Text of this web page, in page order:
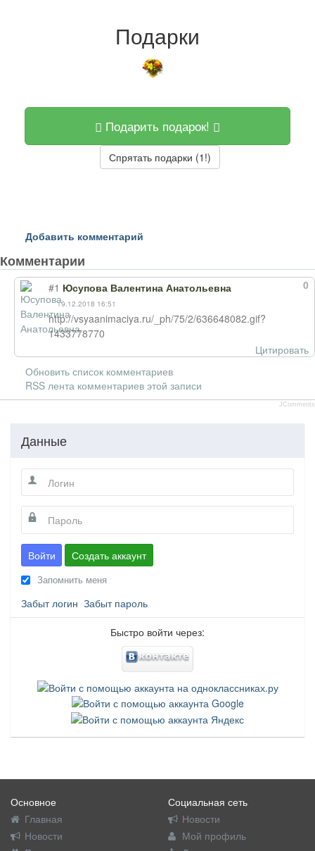
Подарки
Подарить подарок!
Спрятать подарки (1!)
Добавить комментарий
Комментарии
0
#1 Юсупова Валентина Анатольевна
19.12.2018 16:51
http://vsyaanimaciya.ru/_ph/75/2/636648082.gif?
1433778770
Цитировать
Обновить список комментариев
RSS лента комментариев этой записи
JComments
Данные
Войти Создать аккаунт
Запомнить меня
Забыт логин Забыт пароль
Быстро войти через:
Основное
Главная
Новости
Социальная сеть
Новости
Мой профиль